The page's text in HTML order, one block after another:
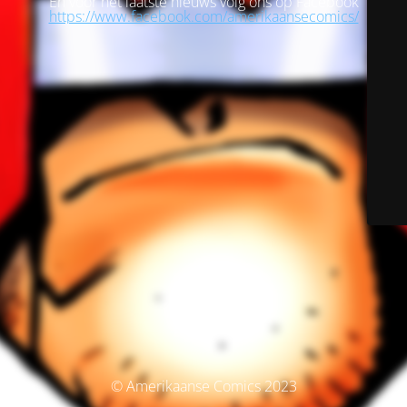
https://www.facebook.com/amerikaansecomics/
© Amerikaanse Comics 2023